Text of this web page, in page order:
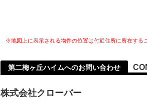
※地図上に表示される物件の位置は付近住所に所在する
第二梅ヶ丘ハイムへのお問い合わせ
株式会社クローバー